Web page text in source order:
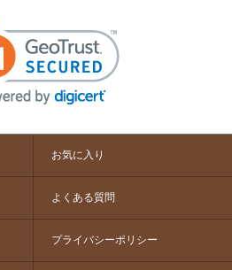
お気に入り
よくある質問
プライバシーポリシー